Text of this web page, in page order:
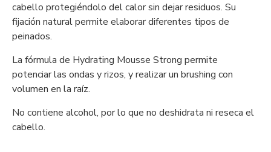
cabello protegiéndolo del calor sin dejar residuos. Su
fijación natural permite elaborar diferentes tipos de
peinados.
La fórmula de Hydrating Mousse Strong permite
potenciar las ondas y rizos, y realizar un brushing con
volumen en la raíz.
No contiene alcohol, por lo que no deshidrata ni reseca el
cabello.